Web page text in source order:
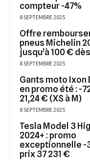
compteur -47%
8 SEPTEMBRE 2025
Offre
pneus Michelin
jusqu’à 100 €
8 SEPTEMBRE 2025
Gants moto Ixon
en promo été : -
21,24 € (XS à M)
8 SEPTEMBRE 2025
Tesla Model 3
2024+ : promo
exceptionnelle -
prix 37 231 €